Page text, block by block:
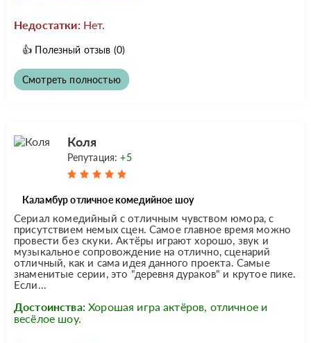
Недостатки: Нет.
👍 Полезный отзыв (0)
Смотреть полностью
Коля
Репутация:+5
Каламбур отличное комедийное шоу
Сериал комедийный с отличным чувством юмора, с
присутствием немых сцен. Самое главное время можно
провести без скуки. Актёры играют хорошо, звук и
музыкальное сопровождение на отлично, сценарий
отличный, как и сама идея данного проекта. Самые
знаменитые серии, это "деревня дураков" и крутое пике.
Если...
Достоинства: Хорошая игра актёров, отличное и
весёлое шоу.